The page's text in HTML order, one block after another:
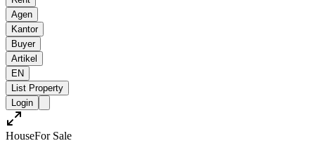
Agen
Kantor
Buyer
Artikel
EN
List Property
Login
HouseFor Sale